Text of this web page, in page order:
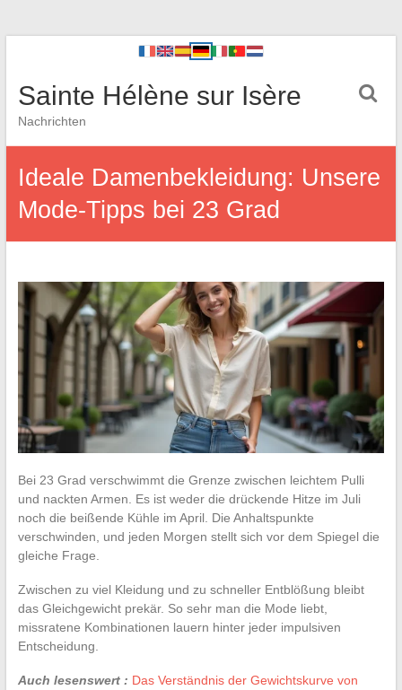
Sainte Hélène sur Isère
Nachrichten
Ideale Damenbekleidung: Unsere
Mode-Tipps bei 23 Grad
Bei 23 Grad verschwimmt die Grenze zwischen leichtem Pulli
und nackten Armen. Es ist weder die drückende Hitze im Juli
noch die beißende Kühle im April. Die Anhaltspunkte
verschwinden, und jeden Morgen stellt sich vor dem Spiegel die
gleiche Frage.
Zwischen zu viel Kleidung und zu schneller Entblößung bleibt
das Gleichgewicht prekär. So sehr man die Mode liebt,
missratene Kombinationen lauern hinter jeder impulsiven
Entscheidung.
Auch lesenswert : Das Verständnis der Gewichtskurve von